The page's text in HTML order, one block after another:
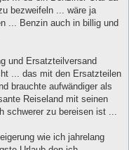
bezweifeln ... wäre ja
... Benzin auch in billig und
und Ersatzteilversand
... das mit den Ersatzteilen
brauchte aufwändiger als
Reiseland mit seinen
schwerer zu bereisen ist ...
wie ich jahrelang